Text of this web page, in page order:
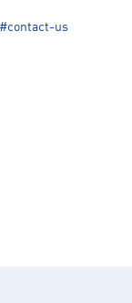
us